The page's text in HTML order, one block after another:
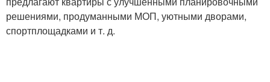
решениями, продуманными МОП, уютными дворами,
спортплощадками и т. д.